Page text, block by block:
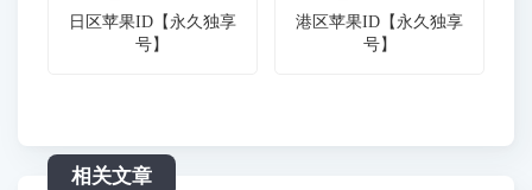
日区苹果ID【永久独享
号】
港区苹果ID【永久独享
号】
相关文章